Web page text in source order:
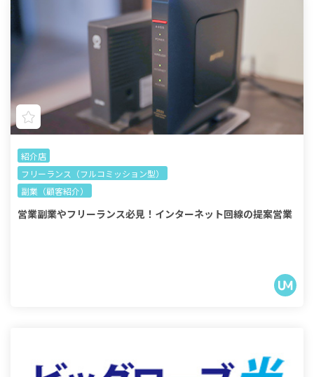
紹介店
フリーランス（フルコミッション型）
副業（顧客紹介）
営業副業やフリーランス必見！インターネット回線の提案営業